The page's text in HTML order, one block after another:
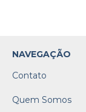
NAVEGAÇÃO
Contato
Quem Somos